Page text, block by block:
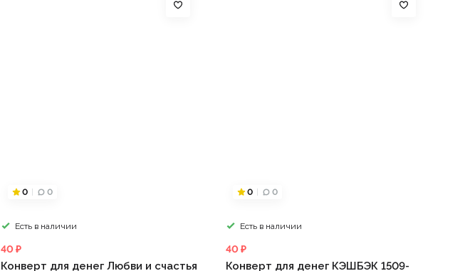
0 0
Есть в наличии
40 ₽
Конверт для денег Любви и счастья
0 0
Есть в наличии
40 ₽
Конверт для денег КЭШБЭК 1509-